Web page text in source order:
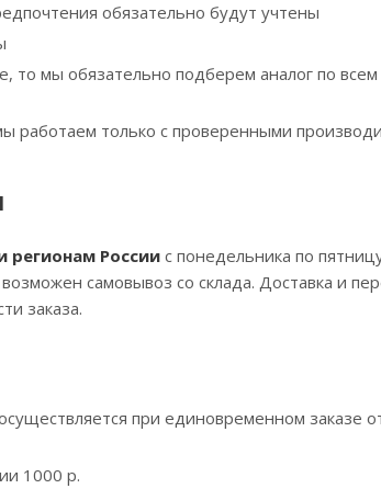
обязательно будут учтены
то мы обязательно подберем аналог по
работаем только с проверенными
регионам России с понедельника по
самовывоз со склада. Доставка и
заказа.
при единовременном
1000 р.